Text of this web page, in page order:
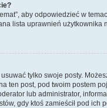
aby odpowiedzieć w
lista uprawnień użytkownika
tylko swoje posty.
ten post, pod twoim postem
lub administrator,
gdy ktoś zamieścił pod ich